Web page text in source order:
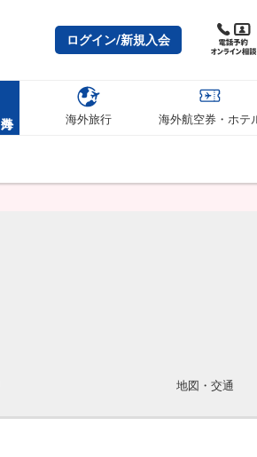
ログイン/新規入会
海外旅行 海外航空券・ホテ
地図・交通